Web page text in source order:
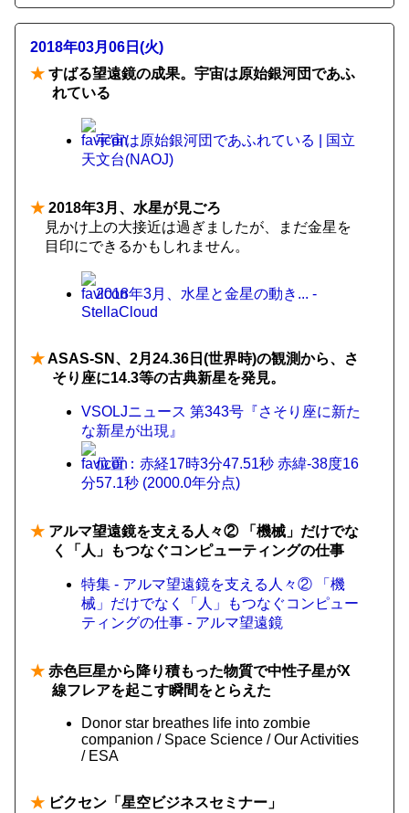
2018年03月06日(火)
★ すばる望遠鏡の成果。宇宙は原始銀河団であふ
れている
宇宙は原始銀河団であふれている | 国立
天文台(NAOJ)
★ 2018年3月、水星が見ごろ
見かけ上の大接近は過ぎましたが、まだ金星を
目印にできるかもしれません。
2018年3月、水星と金星の動き... -
StellaCloud
★ASAS-SN、2月24.36日(世界時)の観測から、さ
そり座に14.3等の古典新星を発見。
VSOLJニュース 第343号『さそり座に新た
な新星が出現』
位置：赤経17時3分47.51秒 赤緯-38度16
分57.1秒 (2000.0年分点)
★ アルマ望遠鏡を支える人々② 「機械」だけでな
く「人」もつなぐコンピューティングの仕事
特集 - アルマ望遠鏡を支える人々② 「機
械」だけでなく「人」もつなぐコンピュー
ティングの仕事 - アルマ望遠鏡
★ 赤色巨星から降り積もった物質で中性子星がX
線フレアを起こす瞬間をとらえた
Donor star breathes life into zombie
companion / Space Science / Our Activities
/ ESA
★ ビクセン「星空ビジネスセミナー」